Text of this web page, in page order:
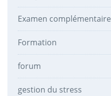
Examen complémentaire
Formation
forum
gestion du stress